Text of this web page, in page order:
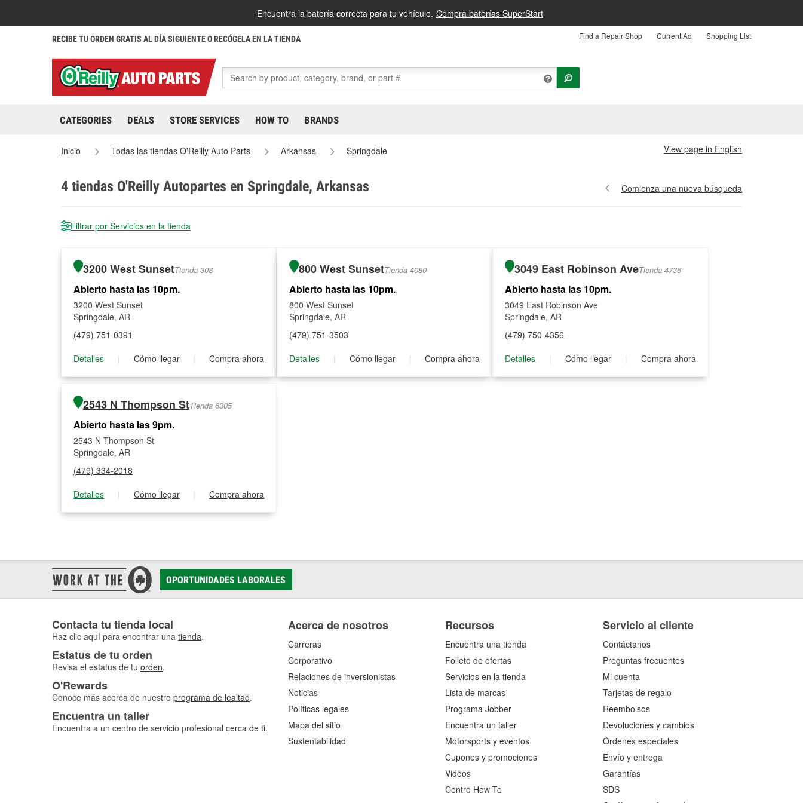
Encuentra la batería correcta para tu vehículo. Compra baterías SuperStart
RECIBE TU ORDEN GRATIS AL DÍA SIGUIENTE O RECÓGELA EN LA TIENDA Find a Repair Shop Current Ad Shopping List
CATEGORIES DEALS STORE SERVICES HOW TO BRANDS
Inicio Todas las tiendas O'Reilly Auto Parts Arkansas Springdale View page in English
4 tiendas O'Reilly Autopartes en Springdale, Arkansas Comienza una nueva búsqueda
Filtrar por Servicios en la tienda
3200 West SunsetTienda 308
Abierto hasta las 10pm.
3200 West Sunset
Springdale, AR
(479) 751-0391
Detalles
| Cómo llegar | Compra ahora
800 West SunsetTienda 4080
Abierto hasta las 10pm.
800 West Sunset
Springdale, AR
(479) 751-3503
Detalles
| Cómo llegar | Compra ahora
3049 East Robinson AveTienda 4736
Abierto hasta las 10pm.
3049 East Robinson Ave
Springdale, AR
(479) 750-4356
Detalles
| Cómo llegar | Compra ahora
2543 N Thompson StTienda 6305
Abierto hasta las 9pm.
2543 N Thompson St
Springdale, AR
(479) 334-2018
Detalles
| Cómo llegar | Compra ahora
OPORTUNIDADES LABORALES
Contacta tu tienda local
Haz clic aquí para encontrar una tienda.
Estatus de tu orden
Revisa el estatus de tu orden.
O'Rewards
Conoce más acerca de nuestro programa de lealtad.
Encuentra un taller
Encuentra a un centro de servicio profesional cerca de ti.
Acerca de nosotros
Carreras
Corporativo
Relaciones de inversionistas
Noticias
Políticas legales
Mapa del sitio
Sustentabilidad
Recursos
Encuentra una tienda
Folleto de ofertas
Servicios en la tienda
Lista de marcas
Programa Jobber
Encuentra un taller
Motorsports y eventos
Cupones y promociones
Videos
Centro How To
Servicio al cliente
Contáctanos
Preguntas frecuentes
Mi cuenta
Tarjetas de regalo
Reembolsos
Devoluciones y cambios
Órdenes especiales
Envío y entrega
Garantías
SDS